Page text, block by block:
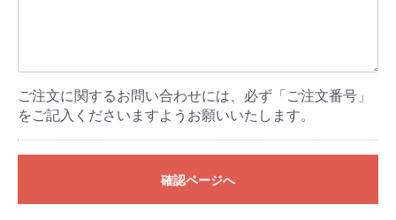
ご注文に関するお問い合わせには、必ず「ご注文番号」
をご記入くださいますようお願いいたします。
確認ページへ